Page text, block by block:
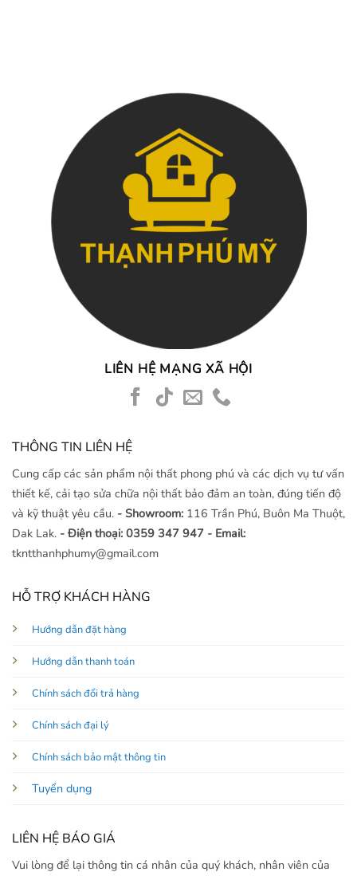
LIÊN HỆ MẠNG XÃ HỘI
THÔNG TIN LIÊN HỆ
Cung cấp các sản phẩm nội thất phong phú và các dịch vụ tư vấn
thiết kế, cải tạo sửa chữa nội thất bảo đảm an toàn, đúng tiến độ
và kỹ thuật yêu cầu. - Showroom: 116 Trần Phú, Buôn Ma Thuột,
Dak Lak. - Điện thoại: 0359 347 947 - Email:
tkntthanhphumy@gmail.com
HỖ TRỢ KHÁCH HÀNG
Hướng dẫn đặt hàng
Hướng dẫn thanh toán
Chính sách đổi trả hàng
Chính sách đại lý
Chính sách bảo mật thông tin
Tuyển dụng
LIÊN HỆ BÁO GIÁ
Vui lòng để lại thông tin cá nhân của quý khách, nhân viên của